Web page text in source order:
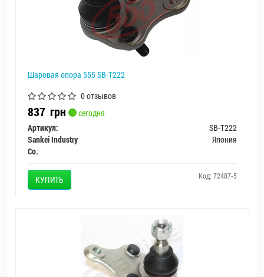
Шаровая опора 555 SB-T222
0 отзывов
837 грн
сегодня
Артикул:
SB-T222
Sankei Industry
Co.
Япония
КУПИТЬ Код: 72487-5